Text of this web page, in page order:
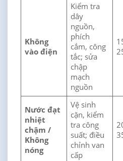
Không
vào điện
Kiểm tra
dây
nguồn,
phích
cắm, công
tắc; sửa
chập
mạch
nguồn
Nước đạt
nhiệt
chậm /
Không
nóng
Vệ sinh
cặn, kiểm
tra công
suất; điều
chỉnh van
cấp